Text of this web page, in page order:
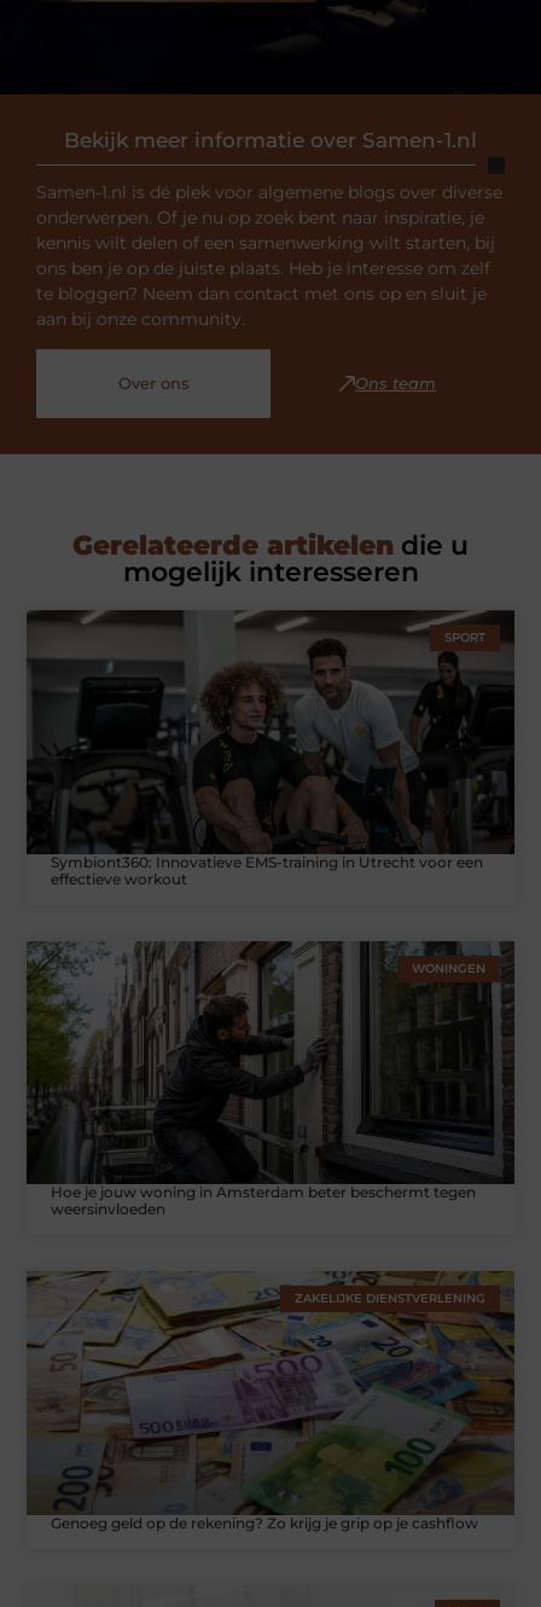
Bekijk meer informatie over Samen-1.nl
Samen-1.nl is dé plek voor algemene blogs over diverse
onderwerpen. Of je nu op zoek bent naar inspiratie, je
kennis wilt delen of een samenwerking wilt starten, bij
ons ben je op de juiste plaats. Heb je interesse om zelf
te bloggen? Neem dan contact met ons op en sluit je
aan bij onze community.
Over ons Ons team
Gerelateerde artikelen die u
mogelijk interesseren
SPORT
Symbiont360: Innovatieve EMS-training in Utrecht voor een
effectieve workout
WONINGEN
Hoe je jouw woning in Amsterdam beter beschermt tegen
weersinvloeden
ZAKELIJKE DIENSTVERLENING
Genoeg geld op de rekening? Zo krijg je grip op je cashflow